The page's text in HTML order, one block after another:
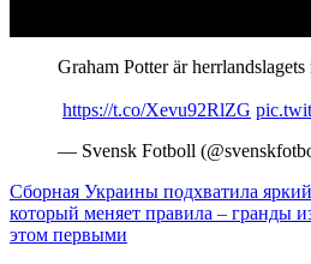
Graham Potter är
https://t.co/Xevu92RlZG
— Svensk Fotboll
Сборная Украины подхватила
который меняет правила – гранды
этом первыми